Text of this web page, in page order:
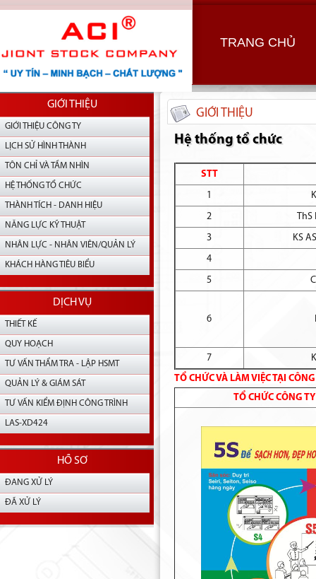
TRANG CHỦ
GIỚI THIỆU
GIỚI THIỆU CÔNG TY
LỊCH SỬ HÌNH THÀNH
TÔN CHỈ VÀ TẦM NHÌN
HỆ THỐNG TỔ CHỨC
THÀNH TÍCH - DANH HIỆU
NĂNG LỰC KỸ THUẬT
NHÂN LỰC - NHÂN VIÊN/QUẢN LÝ
KHÁCH HÀNG TIÊU BIỂU
DỊCH VỤ
THIẾT KẾ
QUY HOẠCH
TƯ VẤN THẨM TRA - LẬP HSMT
QUẢN LÝ & GIÁM SÁT
TƯ VẤN KIỂM ĐỊNH CÔNG TRÌNH
LAS-XD424
HỒ SƠ
ĐANG XỬ LÝ
ĐÃ XỬ LÝ
GIỚI THIỆU
Hệ thống tổ chức
STT
1
2
ThS
3
KS
4
5
6
7
TỔ CHỨC VÀ LÀM VIỆC TẠI
TỔ CHỨC CÔNG